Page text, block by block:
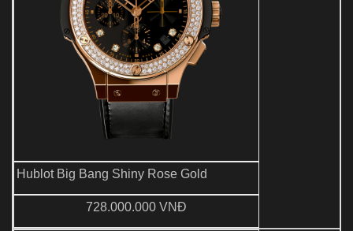
Hublot Big Bang Shiny Rose Gold
728.000.000 VNĐ